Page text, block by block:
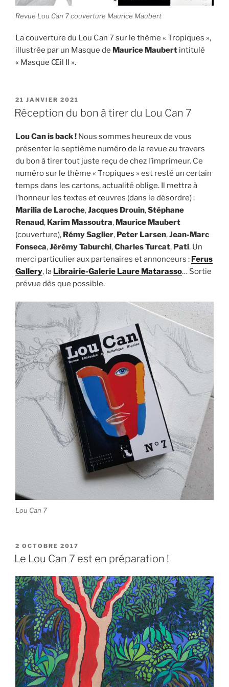
Revue Lou Can 7 couverture Maurice Maubert
La couverture du Lou Can 7 sur le thème « Tropiques »,
illustrée par un Masque de Maurice Maubert intitulé
« Masque Œil II ».
PUBLIÉ
LE
21 JANVIER 2021
Réception du bon à tirer du Lou Can 7
Lou Can is back ! Nous sommes heureux de vous
présenter le septième numéro de la revue au travers
du bon à tirer tout juste reçu de chez l’imprimeur. Ce
numéro sur le thème « Tropiques » est resté un certain
temps dans les cartons, actualité oblige. Il mettra à
l’honneur les textes et œuvres (dans le désordre) :
Marilia de Laroche,Jacques Drouin,Stéphane
Renaud, Karim Massoutra, Maurice Maubert
(couverture), Rémy Saglier, Peter Larsen,Jean-Marc
Fonseca,Jérémy Taburchi,Charles Turcat, Pati. Un
merci particulier aux partenaires et annonceurs : Ferus
Gallery, la Librairie-Galerie Laure Matarasso… Sortie
prévue dès que possible.
Lou Can 7
PUBLIÉ
LE
2 OCTOBRE 2017
Le Lou Can 7 est en préparation !